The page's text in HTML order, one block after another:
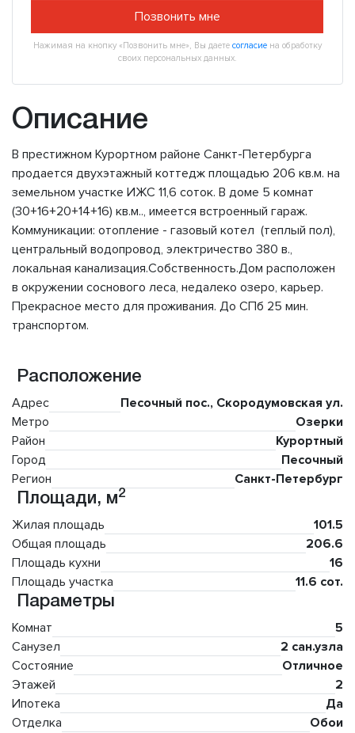
Позвонить мне
Нажимая на кнопку «Позвонить мне», Вы даете согласие на обработку
своих персональных данных.
Описание
В престижном Курортном районе Санкт-Петербурга
продается двухэтажный коттедж площадью 206 кв.м. на
земельном участке ИЖС 11,6 соток. В доме 5 комнат
(30+16+20+14+16) кв.м.., имеется встроенный гараж.
Коммуникации: отопление - газовый котел (теплый пол),
центральный водопровод, электричество 380 в.,
локальная канализация.Собственность.Дом расположен
в окружении соснового леса, недалеко озеро, карьер.
Прекрасное место для проживания. До СПб 25 мин.
транспортом.
Расположение
Адрес
Песочный пос., Скородумовская ул.
Метро
Озерки
Район
Курортный
Город
Песочный
Регион
Санкт-Петербург
Площади, м2
Жилая площадь
101.5
Общая площадь
206.6
Площадь кухни
16
Площадь участка
11.6 сот.
Параметры
Комнат
5
Санузел
2 сан.узла
Состояние
Отличное
Этажей
2
Ипотека
Да
Отделка
Обои